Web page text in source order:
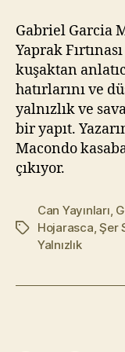
Gabriel Garcia
Yaprak
kuşaktan
hatırlarını ve
yalnızlık ve
bir yapıt.
Macondo
çıkıyor.
Etiketler
Can Yayınları,
Hojarasca,Şer
Yalnızlık